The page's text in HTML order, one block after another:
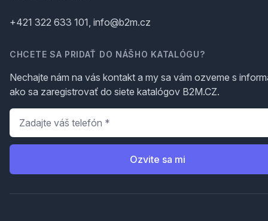
+421 322 633 101, info@b2m.cz
CHCETE SA PRIDAŤ DO NÁŠHO KATALÓGU?
Nechajte nám na vás kontakt a my sa vám ozveme s
ako sa zaregistrovať do siete katalógov B2M.CZ.
Telefón
Ozvite sa mi